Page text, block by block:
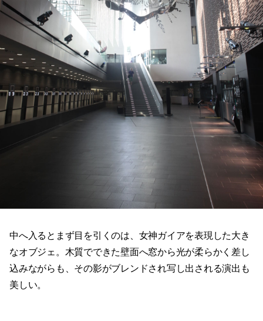
中へ入るとまず目を引くのは、女神ガイアを表現した大き
なオブジェ。木質でできた壁面へ窓から光が柔らかく差し
込みながらも、その影がブレンドされ写し出される演出も
美しい。